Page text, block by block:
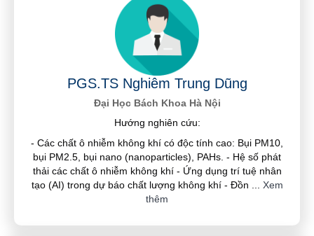
PGS.TS Nghiêm Trung Dũng
Đại Học Bách Khoa Hà Nội
Hướng nghiên cứu:
- Các chất ô nhiễm không khí có độc tính cao: Bụi PM10,
bụi PM2.5, bụi nano (nanoparticles), PAHs. - Hệ số phát
thải các chất ô nhiễm không khí - Ứng dụng trí tuệ nhân
tạo (AI) trong dự báo chất lượng không khí - Đồn
Xem
thêm